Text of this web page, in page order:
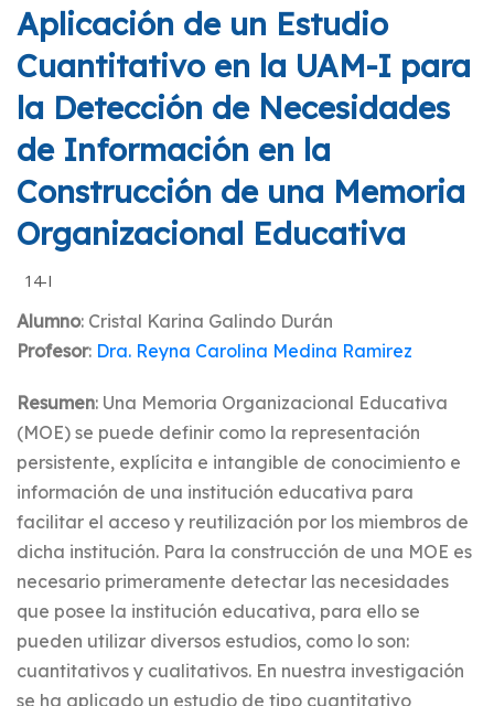
Aplicación de un Estudio
Cuantitativo en la UAM-I para
la Detección de Necesidades
de Información en la
Construcción de una Memoria
Organizacional Educativa
14-I
Alumno: Cristal Karina Galindo Durán
Profesor: Dra. Reyna Carolina Medina Ramirez
Resumen: Una Memoria Organizacional Educativa
(MOE) se puede definir como la representación
persistente, explícita e intangible de conocimiento e
información de una institución educativa para
facilitar el acceso y reutilización por los miembros de
dicha institución. Para la construcción de una MOE es
necesario primeramente detectar las necesidades
que posee la institución educativa, para ello se
pueden utilizar diversos estudios, como lo son:
cuantitativos y cualitativos. En nuestra investigación
se ha aplicado un estudio de tipo cuantitativo